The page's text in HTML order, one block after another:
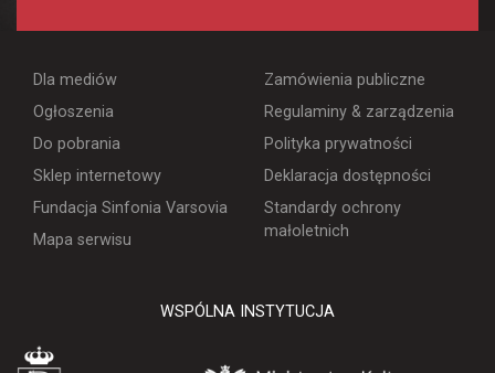
Dla mediów
Ogłoszenia
Do pobrania
Sklep internetowy
Fundacja Sinfonia Varsovia
Mapa serwisu
Zamówienia publiczne
Regulaminy & zarządzenia
Polityka prywatności
Deklaracja dostępności
Standardy ochrony
małoletnich
WSPÓLNA INSTYTUCJA